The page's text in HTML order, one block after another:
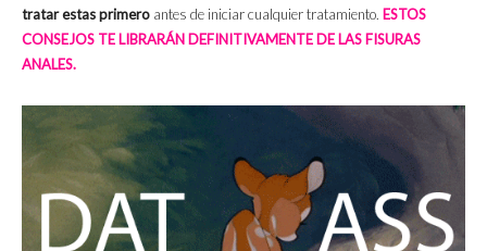
tratar estas primero antes de iniciar cualquier tratamiento. ESTOS
CONSEJOS TE LIBRARÁN DEFINITIVAMENTE DE LAS FISURAS
ANALES.